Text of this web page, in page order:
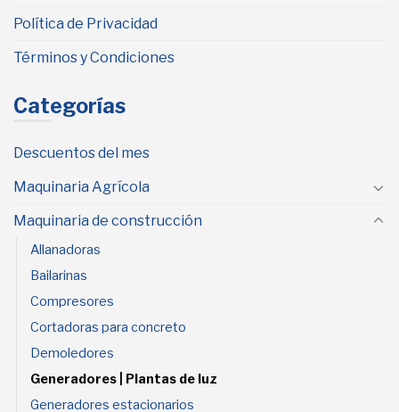
Política de Privacidad
Términos y Condiciones
Categorías
Descuentos del mes
Maquinaria Agrícola
Maquinaria de construcción
Allanadoras
Bailarinas
Compresores
Cortadoras para concreto
Demoledores
Generadores | Plantas de luz
Generadores estacionarios